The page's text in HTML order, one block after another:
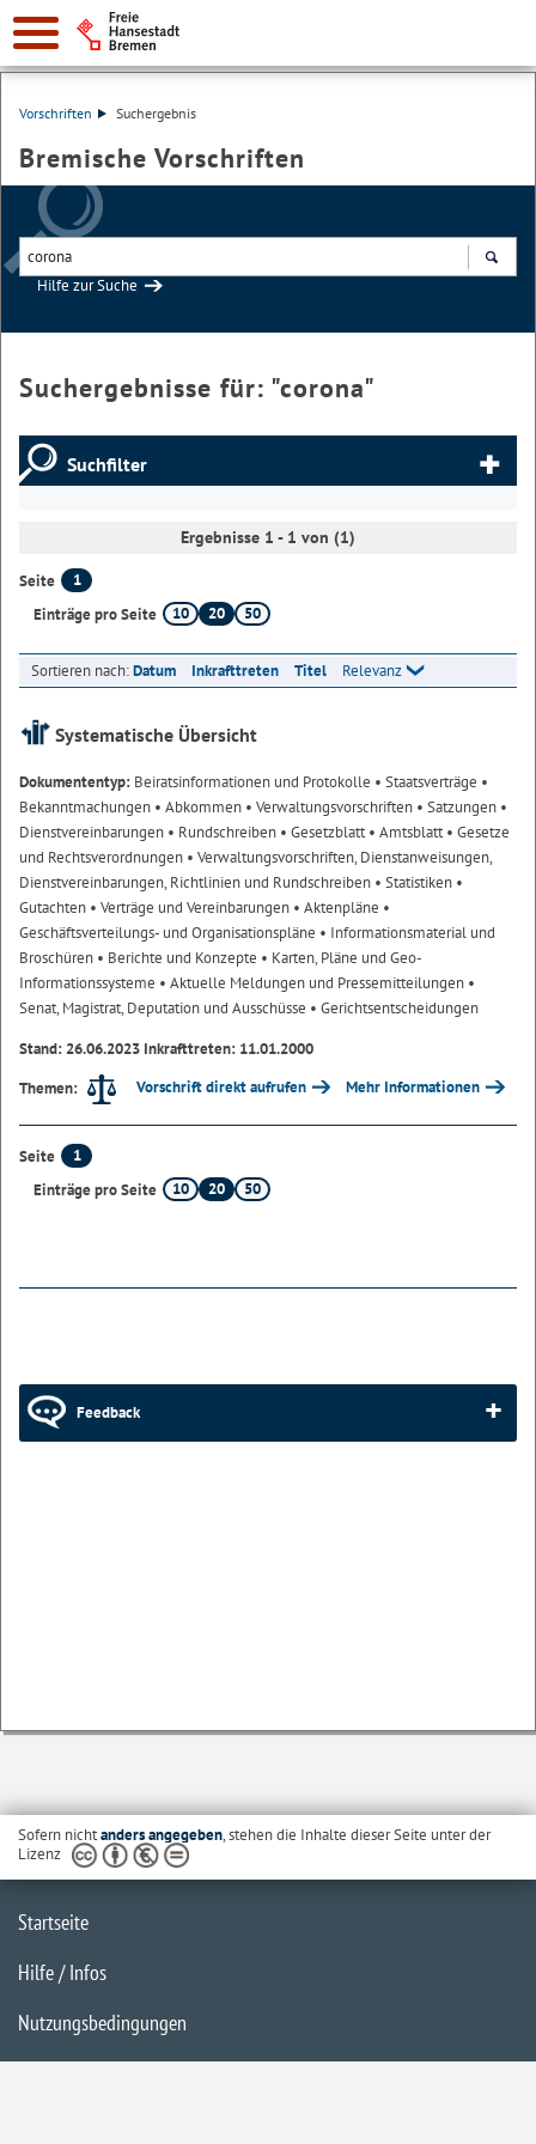
Vorschriften Suchergebnis
Bremische Vorschriften
Hilfe zur Suche
Suchergebnisse für: "corona"
Suchfilter
Ergebnisse 1 - 1 von (1)
Seite
1
Einträge pro Seite
10 20 50
Sortieren nach:Datum Inkrafttreten Titel Relevanz
Systematische Übersicht
Dokumententyp: Beiratsinformationen und Protokolle • Staatsverträge •
Bekanntmachungen • Abkommen • Verwaltungsvorschriften • Satzungen •
Dienstvereinbarungen • Rundschreiben • Gesetzblatt• Amtsblatt• Gesetze
und Rechtsverordnungen • Verwaltungsvorschriften, Dienstanweisungen,
Dienstvereinbarungen, Richtlinien und Rundschreiben • Statistiken •
Gutachten • Verträge und Vereinbarungen • Aktenpläne •
Geschäftsverteilungs- und Organisationspläne • Informationsmaterial und
Broschüren • Berichte und Konzepte • Karten, Pläne und Geo-
Informationssysteme • Aktuelle Meldungen und Pressemitteilungen •
Senat, Magistrat, Deputation und Ausschüsse • Gerichtsentscheidungen
Stand: 26.06.2023 Inkrafttreten: 11.01.2000
Themen:
Vorschrift direkt aufrufen Mehr Informationen
Seite
1
Einträge pro Seite
10 20 50
Feedback
Sofern nichtanders angegeben, stehen die Inhalte dieser Seite unter der
Lizenz
Startseite
Hilfe / Infos
Nutzungsbedingungen